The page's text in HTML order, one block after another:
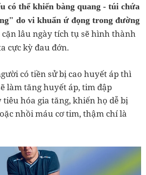
có thể khiến bàng quang - túi chứa
do vi khuẩn ứ đọng trong đường
cặn lâu ngày tích tụ sẽ hình thành
cực kỳ đau đớn.
có tiền sử bị cao huyết áp thì
làm tăng huyết áp, tim đập
hóa gia tăng, khiến họ dễ bị
nhồi máu cơ tim, thậm chí là